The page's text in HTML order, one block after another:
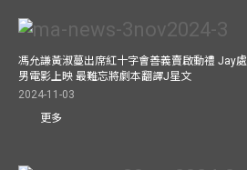
馮允謙黃淑蔓出席紅十字會善義賣啟動禮 Jay處
男電影上映 最難忘將劇本翻譯J星文
2024-11-03
更多